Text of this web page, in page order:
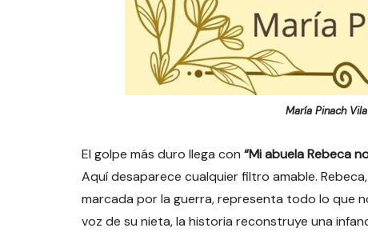
María Pinach
El golpe más duro llega con “Mi abuela Rebeca
Aquí desaparece cualquier filtro amable.
marcada por la guerra, representa todo lo que
voz de su nieta, la historia reconstruye una